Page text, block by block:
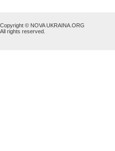
Copyright © NOVA UKRAINA.ORG
All rights reserved.